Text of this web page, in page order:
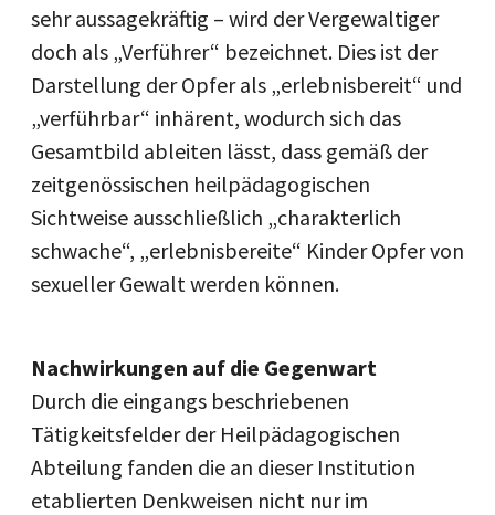
sehr aussagekräftig – wird der Vergewaltiger
doch als „Verführer“ bezeichnet. Dies ist der
Darstellung der Opfer als „erlebnisbereit“ und
„verführbar“ inhärent, wodurch sich das
Gesamtbild ableiten lässt, dass gemäß der
zeitgenössischen heilpädagogischen
Sichtweise ausschließlich „charakterlich
schwache“, „erlebnisbereite“ Kinder Opfer von
sexueller Gewalt werden können.
Nachwirkungen auf die Gegenwart
Durch die eingangs beschriebenen
Tätigkeitsfelder der Heilpädagogischen
Abteilung fanden die an dieser Institution
etablierten Denkweisen nicht nur im